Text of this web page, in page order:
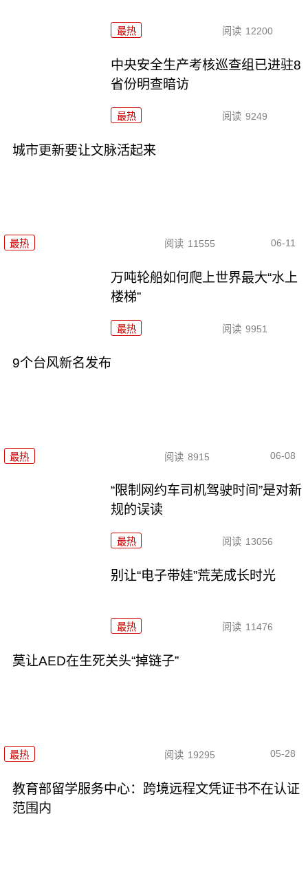
最热 阅读 12200
中央安全生产考核巡查组已进驻8
省份明查暗访
最热 阅读 9249
城市更新要让文脉活起来
最热 阅读 11555 06-11
万吨轮船如何爬上世界最大“水上
楼梯”
最热 阅读 9951
9个台风新名发布
最热 阅读 8915 06-08
“限制网约车司机驾驶时间”是对新
规的误读
最热 阅读 13056
别让“电子带娃”荒芜成长时光
最热 阅读 11476
莫让AED在生死关头“掉链子”
最热 阅读 19295 05-28
教育部留学服务中心：跨境远程文凭证书不在认证
范围内